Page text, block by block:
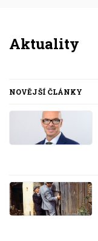
Aktuality
NOVĚJŠÍ ČLÁNKY